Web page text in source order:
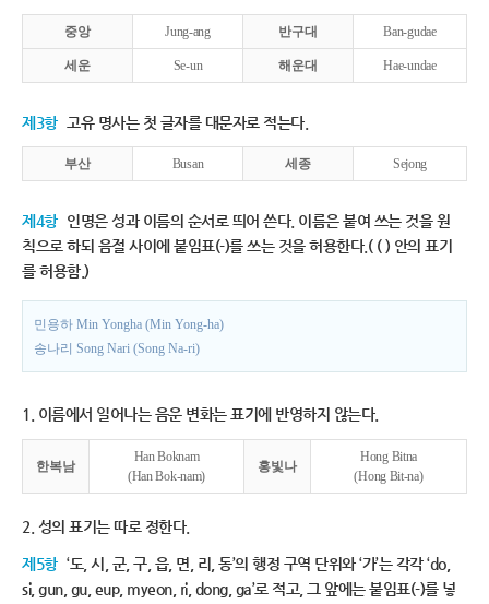
중앙 Jung-ang 반구대 Ban-gudae
세운 Se-un 해운대 Hae-undae
제3항 고유 명사는 첫 글자를 대문자로 적는다.
부산 Busan 세종 Sejong
제4항 인명은 성과 이름의 순서로 띄어 쓴다. 이름은 붙여 쓰는 것을 원
칙으로 하되 음절 사이에 붙임표(-)를 쓰는 것을 허용한다.( ( ) 안의 표기
를 허용함.)
민용하 Min Yongha (Min Yong-ha)
송나리 Song Nari (Song Na-ri)
1. 이름에서 일어나는 음운 변화는 표기에 반영하지 않는다.
한복남
Han Boknam
(Han Bok-nam)
홍빛나
Hong Bitna
(Hong Bit-na)
2. 성의 표기는 따로 정한다.
제5항 ‘도, 시, 군, 구, 읍, 면, 리, 동’의 행정 구역 단위와 ‘가’는 각각 ‘do,
si, gun, gu, eup, myeon, ri, dong, ga’로 적고, 그 앞에는 붙임표(-)를 넣